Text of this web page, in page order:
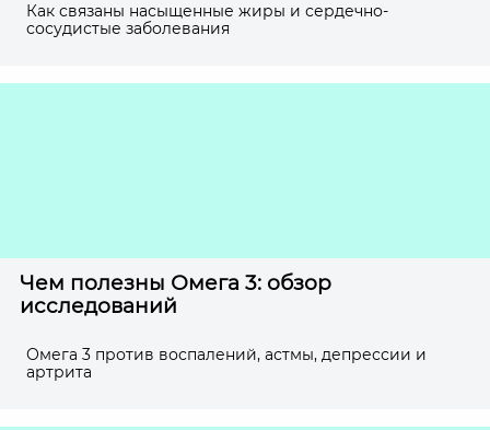
Как связаны насыщенные жиры и сердечно-
сосудистые заболевания
Чем полезны Омега 3: обзор
исследований
Омега 3 против воспалений, астмы, депрессии и
артрита